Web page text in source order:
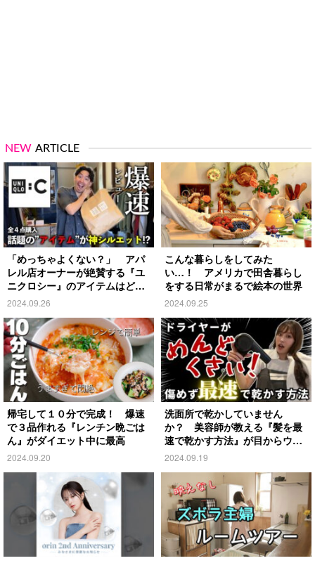
NEW ARTICLE
「めっちゃよくない？」 アパ
レル店オーナーが絶賛する『ユ
ニクロシー』のアイテムはど
れ？
2024.09.26
こんな暮らしをしてみた
い…！ アメリカで田舎暮らし
をする日常がまるで絵本の世界
2024.09.25
帰宅して１０分で完成！ 爆速
で３品作れる『レンチン晩ごは
ん』がダイエット中に最高
2024.09.20
洗面所で乾かしていません
か？ 美容師が教える『髪を最
速で乾かす方法』が目からウロ
コ
2024.09.19